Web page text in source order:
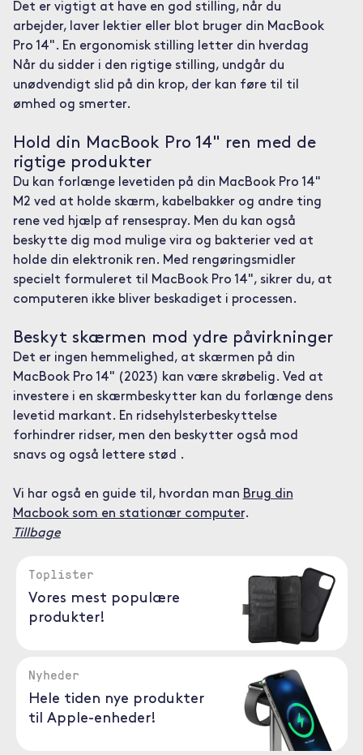
Det er vigtigt at have en god stilling, når du
arbejder, laver lektier eller blot bruger din MacBook
Pro 14". En ergonomisk stilling letter din hverdag
Når du sidder i den rigtige stilling, undgår du
unødvendigt slid på din krop, der kan føre til til
ømhed og smerter.
Hold din MacBook Pro 14" ren med de
rigtige produkter
Du kan forlænge levetiden på din MacBook Pro 14"
M2 ved at holde skærm, kabelbakker og andre ting
rene ved hjælp af rensespray. Men du kan også
beskytte dig mod mulige vira og bakterier ved at
holde din elektronik ren. Med rengøringsmidler
specielt formuleret til MacBook Pro 14", sikrer du, at
computeren ikke bliver beskadiget i processen.
Beskyt skærmen mod ydre påvirkninger
Det er ingen hemmelighed, at skærmen på din
MacBook Pro 14" (2023) kan være skrøbelig. Ved at
investere i en skærmbeskytter kan du forlænge dens
levetid markant. En ridsehylsterbeskyttelse
forhindrer ridser, men den beskytter også mod
snavs og også lettere stød .
Vi har også en guide til, hvordan man Brug din
Macbook som en stationær computer.
Tillbage
Toplister
Vores mest populære
produkter!
Nyheder
Hele tiden nye produkter
til Apple-enheder!